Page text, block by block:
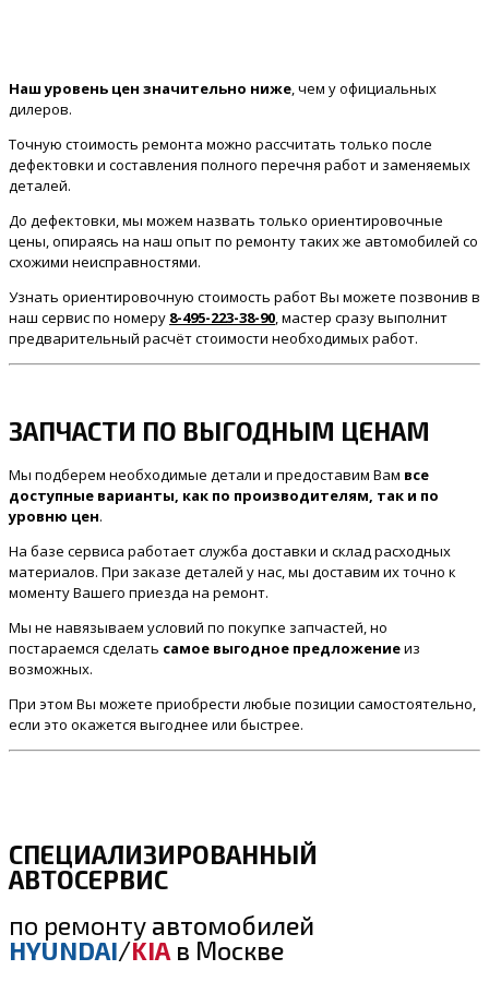
Наш уровень цен значительно ниже , чем у официальных
дилеров.
Точную стоимость ремонта можно рассчитать только после
дефектовки и составления полного перечня работ и заменяемых
деталей.
До дефектовки, мы можем назвать только ориентировочные
цены, опираясь на наш опыт по ремонту таких же автомобилей со
схожими неисправностями.
Узнать ориентировочную стоимость работ Вы можете позвонив в
наш сервис по номеру 8-495-223-38-90 , мастер сразу выполнит
предварительный расчёт стоимости необходимых работ.
ЗАПЧАСТИ ПО ВЫГОДНЫМ ЦЕНАМ
Мы подберем необходимые детали и предоставим Вам все
доступные варианты, как по производителям, так и по
уровню цен.
На базе сервиса работает служба доставки и склад расходных
материалов. При заказе деталей у нас, мы доставим их точно к
моменту Вашего приезда на ремонт.
Мы не навязываем условий по покупке запчастей, но
постараемся сделать самое выгодное предложениеиз
возможных.
При этом Вы можете приобрести любые позиции самостоятельно,
если это окажется выгоднее или быстрее.
СПЕЦИАЛИЗИРОВАННЫЙ
АВТОСЕРВИС
по ремонту автомобилей
HYUNDAI/KIA в Москве